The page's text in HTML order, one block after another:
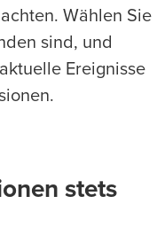
Wählen Sie
sind, und
Ereignisse
stets